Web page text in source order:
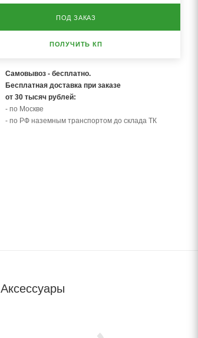
ПОД ЗАКАЗ
ПОЛУЧИТЬ КП
Самовывоз - бесплатно.
Бесплатная доставка при заказе
от 30 тысяч рублей:
- по Москве
- по РФ наземным транспортом до склада ТК
Аксессуары